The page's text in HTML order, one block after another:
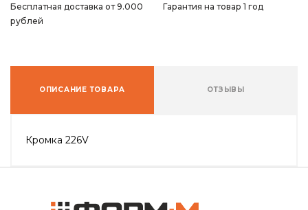
Бесплатная доставка от 9.000
рублей
Гарантия на товар 1 год
ОПИСАНИЕ ТОВАРА ОТЗЫВЫ
Кромка 226V